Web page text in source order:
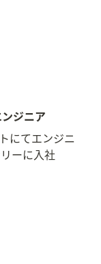
ジニア
にてエンジニ
ーに入社